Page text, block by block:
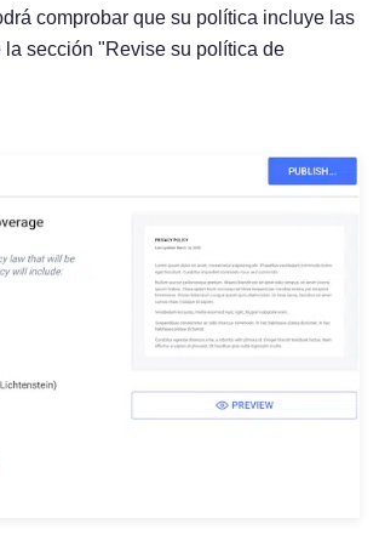
comprobar que su política incluye las
sección "Revise su política de